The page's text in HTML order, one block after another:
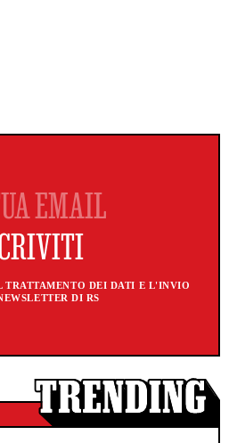
TRATTAMENTO DEI DATI E L'INVIO
DI RS